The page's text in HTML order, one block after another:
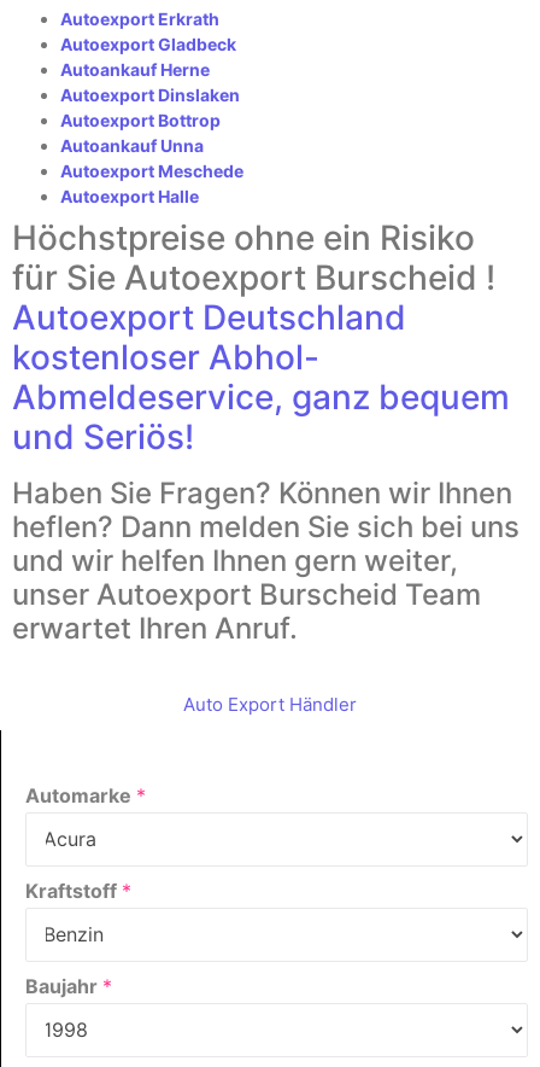
Autoexport Erkrath
Autoexport Gladbeck
Autoankauf Herne
Autoexport Dinslaken
Autoexport Bottrop
Autoankauf Unna
Autoexport Meschede
Autoexport Halle
Höchstpreise ohne ein Risiko
für Sie Autoexport Burscheid !
Autoexport Deutschland
kostenloser Abhol-
Abmeldeservice, ganz bequem
und Seriös!
Haben Sie Fragen? Können wir Ihnen
heflen? Dann melden Sie sich bei uns
und wir helfen Ihnen gern weiter,
unser Autoexport Burscheid Team
erwartet Ihren Anruf.
Auto Export Händler
Automarke *
Kraftstoff *
Baujahr *